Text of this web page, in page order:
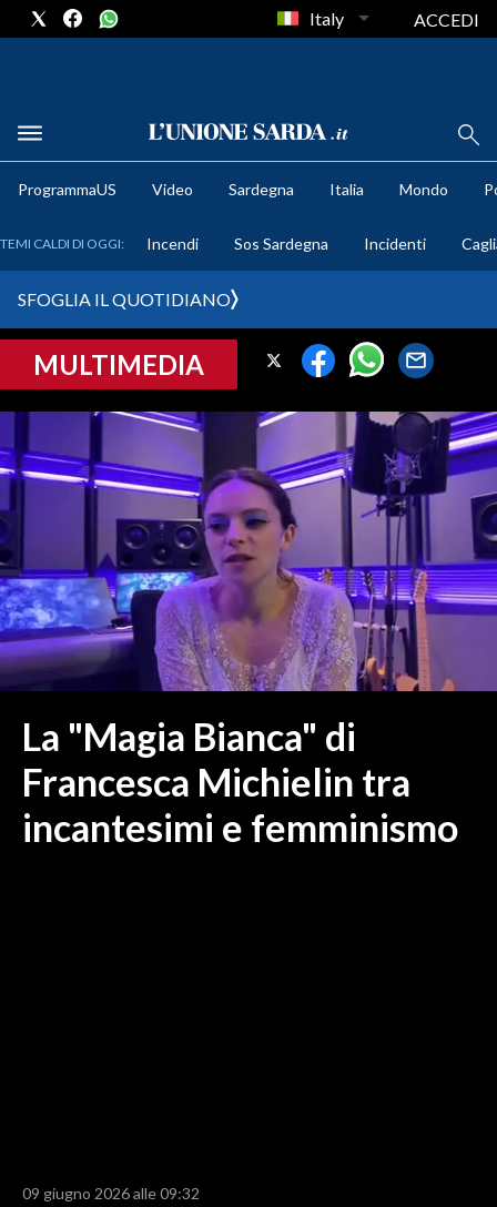
METEO
CRONACA SARDEGNA
PROVINCIA DI CAGLIARI
SULCIS IGLESIENTE
ORISTANO E PROVINCIA
SASSARI E PROVINCIA
GALLURA
NUORO E PROVINCIA
OGLIASTRA
ITALIA
MONDO
RISULTATI E CLASSIFICHE
Italy ACCEDI
ProgrammaUS Video Sardegna Italia Mondo
TEMI CALDI DI OGGI: Incendi Sos Sardegna Incidenti
SFOGLIA IL QUOTIDIANO
MULTIMEDIA
La "Magia Bianca" di
Francesca Michielin tra
incantesimi e femminismo
09 giugno 2026 alle 09:32